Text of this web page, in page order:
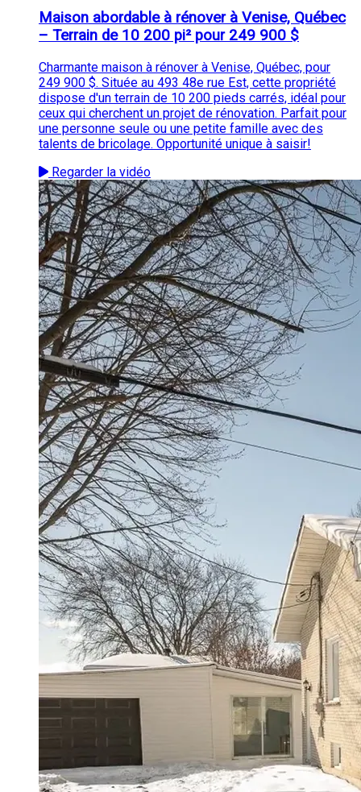
Maison abordable à rénover à Venise, Québec
– Terrain de 10 200 pi² pour 249 900 $
Charmante maison à rénover à Venise, Québec, pour
249 900 $. Située au 493 48e rue Est, cette propriété
dispose d'un terrain de 10 200 pieds carrés, idéal pour
ceux qui cherchent un projet de rénovation. Parfait pour
une personne seule ou une petite famille avec des
talents de bricolage. Opportunité unique à saisir!
Regarder la vidéo